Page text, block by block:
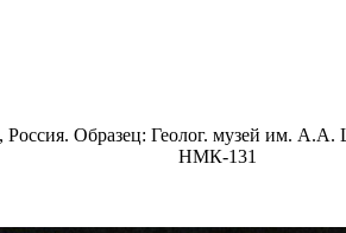
Образец: Геолог. музей им.
НМК-131